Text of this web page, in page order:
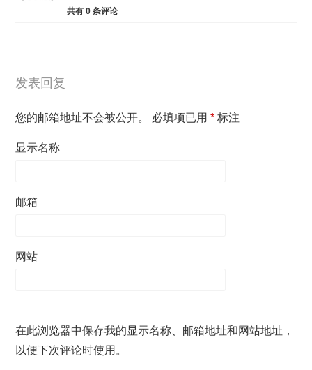
共有0 条评论
发表回复
您的邮箱地址不会被公开。 必填项已用* 标注
显示名称
邮箱
网站
在此浏览器中保存我的显示名称、邮箱地址和网站地址，
以便下次评论时使用。